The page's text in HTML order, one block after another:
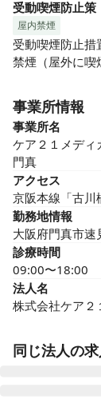
受動喫煙防止策
屋内禁煙
受動喫煙防止措
禁煙（屋外に喫
事業所情報
事業所名
ケア２１メディ
門真
アクセス
京阪本線「古川
勤務地情報
大阪府門真市
診療時間
09:00〜18:00
法人名
株式会社ケア２
同じ法人の